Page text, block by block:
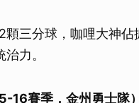
三分球，咖哩大神佔
力。
16賽季，金州勇士隊）